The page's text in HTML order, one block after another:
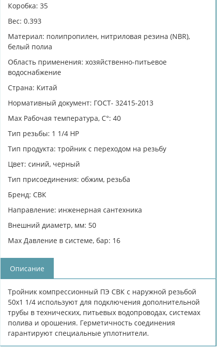
Коробка: 35
Вес: 0.393
Материал: полипропилен, нитриловая резина (NBR),
белый полиа
Область применения: хозяйственно-питьевое
водоснабжение
Страна: Китай
Нормативный документ: ГОСТ- 32415-2013
Max Рабочая температура, C°: 40
Тип резьбы: 1 1/4 НР
Тип продукта: тройник с переходом на резьбу
Цвет: синий, черный
Тип присоединения: обжим, резьба
Бренд: СВК
Направление: инженерная сантехника
Внешний диаметр, мм: 50
Max Давление в системе, бар: 16
Описание
Тройник компрессионный ПЭ СВК с наружной резьбой
50х1 1/4 используют для подключения дополнительной
трубы в технических, питьевых водопроводах, системах
полива и орошения. Герметичность соединения
гарантируют специальные уплотнители.